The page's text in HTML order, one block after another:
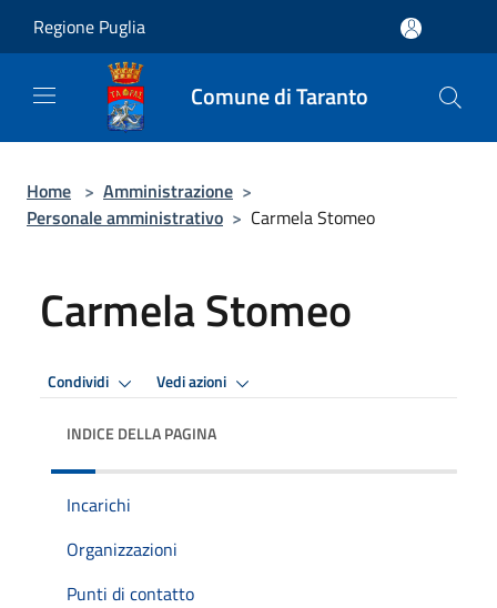
Regione Puglia
Comune di Taranto
Home > Amministrazione >
Personale amministrativo > Carmela Stomeo
Carmela Stomeo
Condividi Vedi azioni
INDICE DELLA PAGINA
Incarichi
Organizzazioni
Punti di contatto